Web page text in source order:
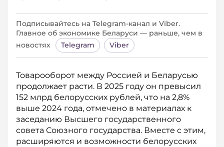
Подписывайтесь на Telegram‑канал и Viber.
Главное об экономике Беларуси — раньше, чем в
новостях
Telegram Viber
Товарооборот между Россией и Беларусью
продолжает расти. В 2025 году он превысил
152 млрд белорусских рублей, что на 2,8%
выше 2024 года, отмечено в материалах к
заседанию Высшего государственного
совета Союзного государства. Вместе с этим,
расширяются и возможности белорусских